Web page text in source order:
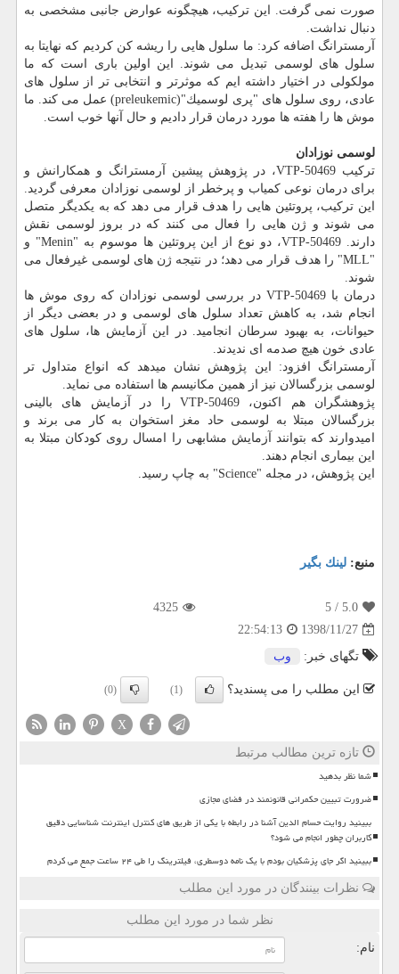
صورت نمی گرفت. این تركیب، هیچگونه عوارض جانبی مشخصی به
دنبال نداشت.
آرمسترانگ اضافه كرد: ما سلول هایی را ریشه كن كردیم كه نهایتا به
سلول های لوسمی تبدیل می شوند. این اولین باری است كه ما
مولكولی در اختیار داشته ایم كه موثرتر و انتخابی تر از سلول های
عادی، روی سلول های "پری لوسمیك"(preleukemic) عمل می كند. ما
موش ها را هفته ها مورد درمان قرار دادیم و حال آنها خوب است.
لوسمی نوزادان
تركیب VTP-50469، در پژوهش پیشین آرمسترانگ و همكارانش و
برای درمان نوعی كمیاب و پرخطر از لوسمی نوزادان معرفی گردید.
این تركیب، پروتئین هایی را هدف قرار می دهد كه به یكدیگر متصل
می شوند و ژن هایی را فعال می كنند كه در بروز لوسمی نقش
دارند. VTP-50469، دو نوع از این پروتئین ها موسوم به "Menin" و
"MLL" را هدف قرار می دهد؛ در نتیجه ژن های لوسمی غیرفعال می
شوند.
درمان با VTP-50469 در بررسی لوسمی نوزادان كه روی موش ها
انجام شد، به كاهش تعداد سلول های لوسمی و در بعضی دیگر از
حیوانات، به بهبود سرطان انجامید. در این آزمایش ها، سلول های
عادی خون هیچ صدمه ای ندیدند.
آرمسترانگ افزود: این پژوهش نشان میدهد كه انواع متداول تر
لوسمی بزرگسالان نیز از همین مكانیسم ها استفاده می نماید.
پژوهشگران هم اكنون، VTP-50469 را در آزمایش های بالینی
بزرگسالان مبتلا به لوسمی حاد مغز استخوان به كار می برند و
امیدوارند كه بتوانند آزمایش مشابهی را امسال روی كودكان مبتلا به
این بیماری انجام دهند.
این پژوهش، در مجله "Science" به چاپ رسید.
منبع: لینك بگیر
5.0
/ 5
4325
1398/11/27
22:54:13
تگهای خبر:
وب
این مطلب را می پسندید؟ (1)
(0)
X
تازه ترین مطالب مرتبط
شما نظر بدهید
ضرورت تبیین حکمرانی قانونمند در فضای مجازی
ببینید روایت حسام الدین آشنا در رابطه با یکی از طریق های کنترل اینترنت شناسایی دقیق
کاربران چطور انجام می شود؟
ببینید اگر جای پزشکیان بودم با یک نامه دوسطری، فیلترینگ را طی ۲۴ ساعت جمع می کردم
نظرات بینندگان در مورد این مطلب
نظر شما در مورد این مطلب
نام: